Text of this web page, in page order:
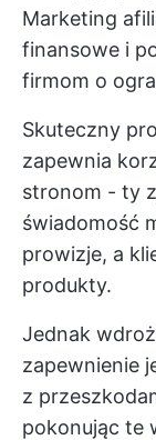
Marketing
finansowe i
firmom o
Skuteczny
zapewnia
stronom - ty
świadomość
prowizje, a
produkty.
Jednak
zapewnienie
z
pokonując te